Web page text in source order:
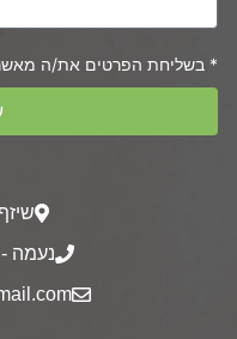
* בשליחת הפרטים את/ה
שיזף 2‎, נס ציונה
נעמה - 054-2889964